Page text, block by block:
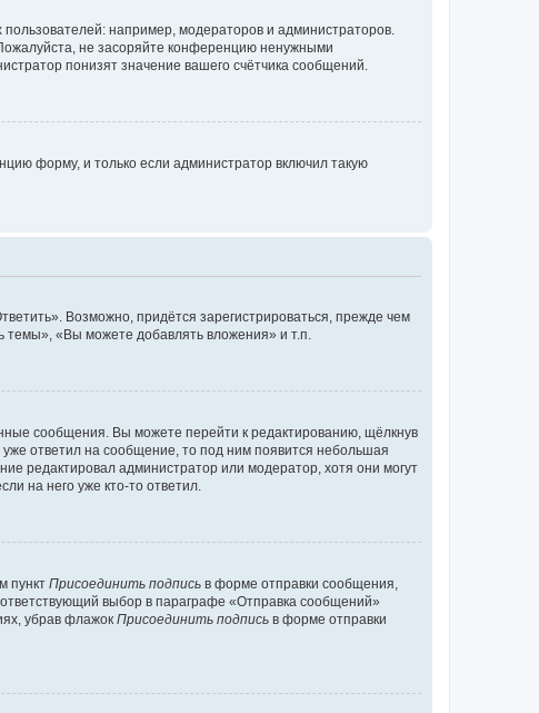
например, модераторов и администраторов.
не засоряйте конференцию ненужными
понизят значение вашего счётчика сообщений.
форму, и только если администратор включил такую
Возможно, придётся зарегистрироваться, прежде чем
«Вы можете добавлять вложения» и т.п.
сообщения. Вы можете перейти к редактированию, щёлкнув
уже ответил на сообщение, то под ним появится небольшая
редактировал администратор или модератор, хотя они могут
на него уже кто-то ответил.
пункт Присоединить подпись в форме отправки сообщения,
выбор в параграфе «Отправка сообщений»
убрав флажок Присоединить подпись в форме отправки